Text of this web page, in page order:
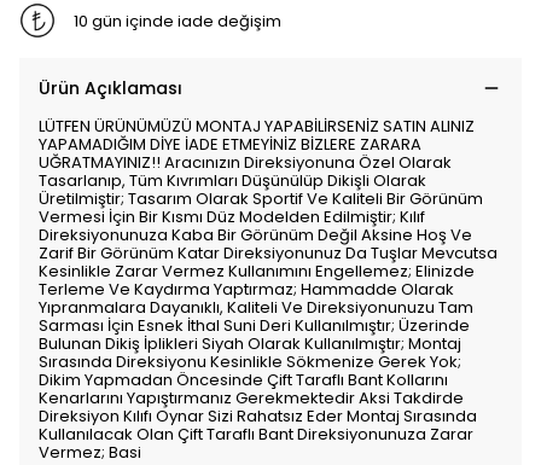
10 gün içinde iade değişim
Ürün Açıklaması
LÜTFEN ÜRÜNÜMÜZÜ MONTAJ YAPABİLİRSENİZ SATIN ALINIZ
YAPAMADIĞIM DİYE İADE ETMEYİNİZ BİZLERE ZARARA
UĞRATMAYINIZ!! Aracınızın Direksiyonuna Özel Olarak
Tasarlanıp, Tüm Kıvrımları Düşünülüp Dikişli Olarak
Üretilmiştir; Tasarım Olarak Sportif Ve Kaliteli Bir Görünüm
Vermesi İçin Bir Kısmı Düz Modelden Edilmiştir; Kılıf
Direksiyonunuza Kaba Bir Görünüm Değil Aksine Hoş Ve
Zarif Bir Görünüm Katar Direksiyonunuz Da Tuşlar Mevcutsa
Kesinlikle Zarar Vermez Kullanımını Engellemez; Elinizde
Terleme Ve Kaydırma Yaptırmaz; Hammadde Olarak
Yıpranmalara Dayanıklı, Kaliteli Ve Direksiyonunuzu Tam
Sarması İçin Esnek İthal Suni Deri Kullanılmıştır; Üzerinde
Bulunan Dikiş İplikleri Siyah Olarak Kullanılmıştır; Montaj
Sırasında Direksiyonu Kesinlikle Sökmenize Gerek Yok;
Dikim Yapmadan Öncesinde Çift Taraflı Bant Kollarını
Kenarlarını Yapıştırmanız Gerekmektedir Aksi Takdirde
Direksiyon Kılıfı Oynar Sizi Rahatsız Eder Montaj Sırasında
Kullanılacak Olan Çift Taraflı Bant Direksiyonunuza Zarar
Vermez; Basi